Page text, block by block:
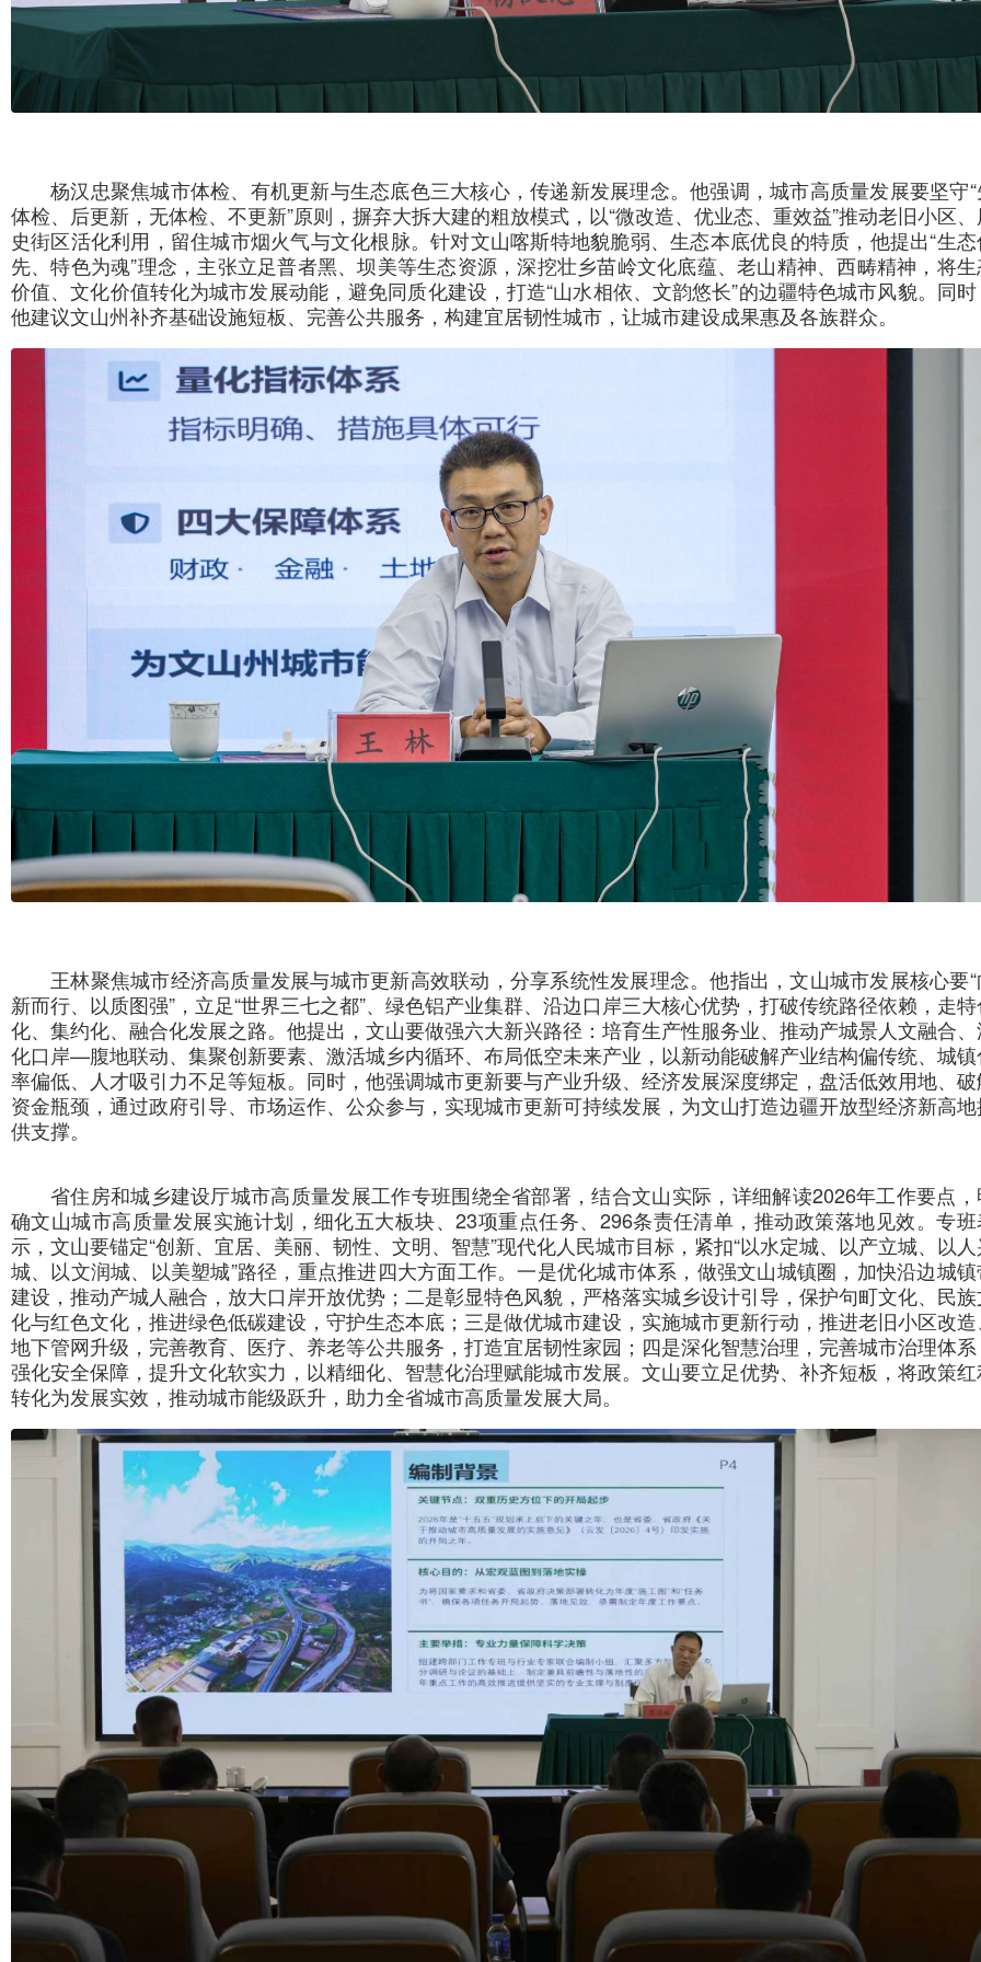
杨汉忠聚焦城市体检、有机更新与生态底色三大核心，传递新发展理念。他强调，城市高质量发展要坚守
体检、后更新，无体检、不更新”原则，摒弃大拆大建的粗放模式，以“微改造、优业态、重效益”推动老旧小区
史街区活化利用，留住城市烟火气与文化根脉。针对文山喀斯特地貌脆弱、生态本底优良的特质，他提出“生
先、特色为魂”理念，主张立足普者黑、坝美等生态资源，深挖壮乡苗岭文化底蕴、老山精神、西畴精神，将
价值、文化价值转化为城市发展动能，避免同质化建设，打造“山水相依、文韵悠长”的边疆特色城市风貌。同
他建议文山州补齐基础设施短板、完善公共服务，构建宜居韧性城市，让城市建设成果惠及各族群众。
王林聚焦城市经济高质量发展与城市更新高效联动，分享系统性发展理念。他指出，文山城市发展核心要
新而行、以质图强”，立足“世界三七之都”、绿色铝产业集群、沿边口岸三大核心优势，打破传统路径依赖，走
化、集约化、融合化发展之路。他提出，文山要做强六大新兴路径：培育生产性服务业、推动产城景人文融合
化口岸—腹地联动、集聚创新要素、激活城乡内循环、布局低空未来产业，以新动能破解产业结构偏传统、城
率偏低、人才吸引力不足等短板。同时，他强调城市更新要与产业升级、经济发展深度绑定，盘活低效用地、
资金瓶颈，通过政府引导、市场运作、公众参与，实现城市更新可持续发展，为文山打造边疆开放型经济新高
供支撑。
省住房和城乡建设厅城市高质量发展工作专班围绕全省部署，结合文山实际，详细解读2026年工作要点
确文山城市高质量发展实施计划，细化五大板块、23项重点任务、296条责任清单，推动政策落地见效。专
示，文山要锚定“创新、宜居、美丽、韧性、文明、智慧”现代化人民城市目标，紧扣“以水定城、以产立城、以
城、以文润城、以美塑城”路径，重点推进四大方面工作。一是优化城市体系，做强文山城镇圈，加快沿边城
建设，推动产城人融合，放大口岸开放优势；二是彰显特色风貌，严格落实城乡设计引导，保护句町文化、民
化与红色文化，推进绿色低碳建设，守护生态本底；三是做优城市建设，实施城市更新行动，推进老旧小区改
地下管网升级，完善教育、医疗、养老等公共服务，打造宜居韧性家园；四是深化智慧治理，完善城市治理体
强化安全保障，提升文化软实力，以精细化、智慧化治理赋能城市发展。文山要立足优势、补齐短板，将政策
转化为发展实效，推动城市能级跃升，助力全省城市高质量发展大局。